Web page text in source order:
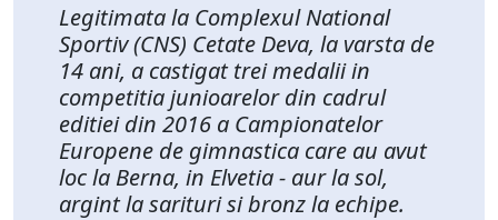
Legitimata la Complexul National
Sportiv (CNS) Cetate Deva, la varsta de
14 ani, a castigat trei medalii in
competitia junioarelor din cadrul
editiei din 2016 a Campionatelor
Europene de gimnastica care au avut
loc la Berna, in Elvetia - aur la sol,
argint la sarituri si bronz la echipe.